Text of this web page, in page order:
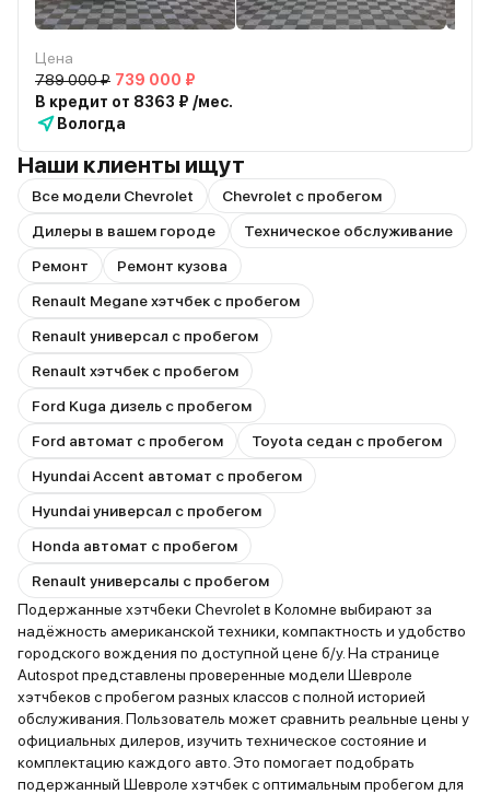
Цена
789 000 ₽ 739 000 ₽
В кредит от 8363 ₽ /мес.
Вологда
Наши клиенты ищут
Все модели Chevrolet
Chevrolet с пробегом
Дилеры в вашем городе
Техническое обслуживание
Ремонт
Ремонт кузова
Renault Megane хэтчбек с пробегом
Renault универсал с пробегом
Renault хэтчбек с пробегом
Ford Kuga дизель с пробегом
Ford автомат с пробегом
Toyota седан с пробегом
Hyundai Accent автомат с пробегом
Hyundai универсал с пробегом
Honda автомат с пробегом
Renault универсалы с пробегом
Подержанные хэтчбеки Chevrolet в Коломне выбирают за
надёжность американской техники, компактность и удобство
городского вождения по доступной цене б/у. На странице
Autospot представлены проверенные модели Шевроле
хэтчбеков с пробегом разных классов с полной историей
обслуживания. Пользователь может сравнить реальные цены у
официальных дилеров, изучить техническое состояние и
комплектацию каждого авто. Это помогает подобрать
подержанный Шевроле хэтчбек с оптимальным пробегом для